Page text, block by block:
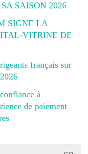
SAISON 2026
SIGNE LA
VITRINE DE
français sur
à
de paiement